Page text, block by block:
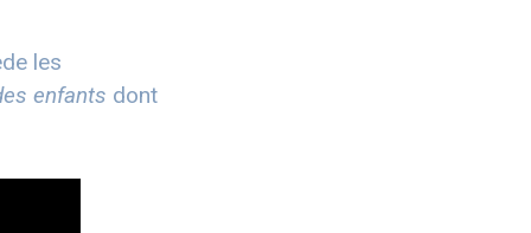
les
enfants dont